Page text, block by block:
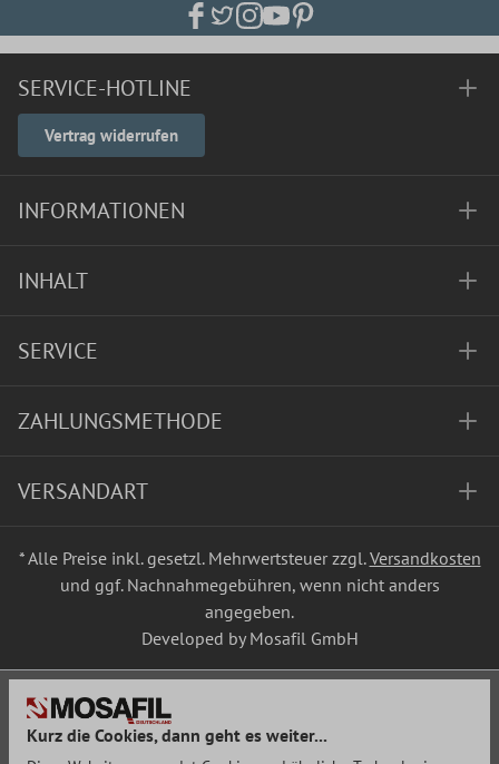
SERVICE-HOTLINE
Vertrag widerrufen
INFORMATIONEN
INHALT
SERVICE
ZAHLUNGSMETHODE
VERSANDART
* Alle Preise inkl. gesetzl. Mehrwertsteuer zzgl.Versandkosten
und ggf. Nachnahmegebühren, wenn nicht anders
angegeben.
Developed by Mosafil GmbH
Kurz die Cookies, dann geht es weiter...